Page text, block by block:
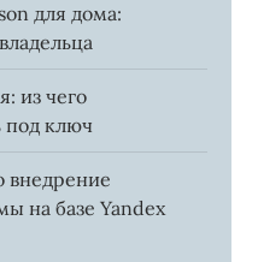
для дома:
из чего
под ключ
внедрение
на базе Yandex